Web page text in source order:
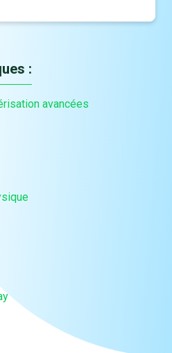
:
avancées